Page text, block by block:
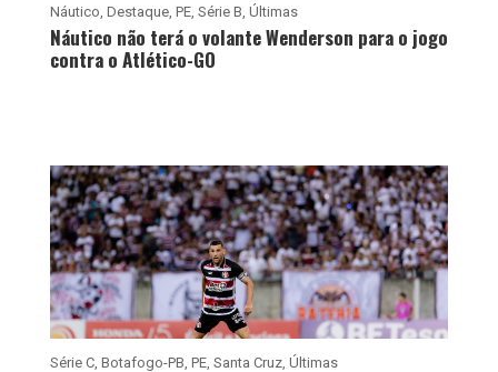
Náutico Destaque, PE, Série B Últimas
Náutico não terá o volante Wenderson para o jogo
contra o Atlético-GO
Série C, Botafogo-PB PE, Santa Cruz, Últimas